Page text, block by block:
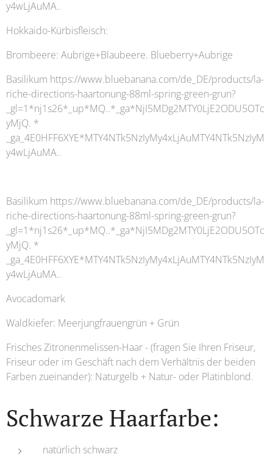
y4wLjAuMA..
Hokkaido-Kürbisfleisch:
Brombeere: Aubrige+Blaubeere. Blueberry+Aubrige
Basilikum https://www.bluebanana.com/de_DE/products/la-
riche-directions-haartonung-88ml-spring-green-grun?
_gl=1*nj1s26*_up*MQ..*_ga*NjI5MDg2MTY0LjE2ODU5OTc
yMjQ. *
_ga_4E0HFF6XYE*MTY4NTk5NzIyMy4xLjAuMTY4NTk5NzIyM
y4wLjAuMA..
Basilikum https://www.bluebanana.com/de_DE/products/la-
riche-directions-haartonung-88ml-spring-green-grun?
_gl=1*nj1s26*_up*MQ..*_ga*NjI5MDg2MTY0LjE2ODU5OTc
yMjQ. *
_ga_4E0HFF6XYE*MTY4NTk5NzIyMy4xLjAuMTY4NTk5NzIyM
y4wLjAuMA..
Avocadomark
Waldkiefer: Meerjungfrauengrün + Grün
Frisches Zitronenmelissen-Haar - (fragen Sie Ihren Friseur,
Friseur oder im Geschäft nach dem Verhältnis der beiden
Farben zueinander): Naturgelb + Natur- oder Platinblond.
Schwarze Haarfarbe:
natürlich schwarz